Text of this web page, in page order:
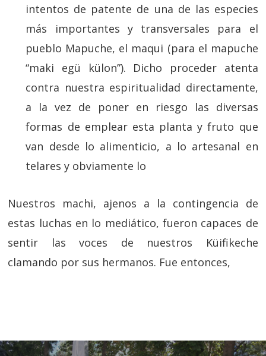
intentos de patente de una de las especies
más importantes y transversales para el
pueblo Mapuche, el maqui (para el mapuche
“maki egü külon”). Dicho proceder atenta
contra nuestra espiritualidad directamente,
a la vez de poner en riesgo las diversas
formas de emplear esta planta y fruto que
van desde lo alimenticio, a lo artesanal en
telares y obviamente lo
Nuestros machi, ajenos a la contingencia de
estas luchas en lo mediático, fueron capaces de
sentir las voces de nuestros Küifikeche
clamando por sus hermanos. Fue entonces,